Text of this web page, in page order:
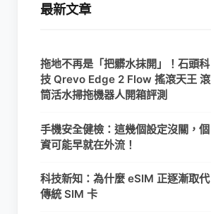
最新文章
拖地不再是「把髒水抹開」！石頭科
技 Qrevo Edge 2 Flow 搖滾天王 滾
筒活水掃拖機器人開箱評測
手機安全健檢：這幾個設定沒關，個
資可能早就在外流！
科技新知：為什麼 eSIM 正逐漸取代
傳統 SIM 卡